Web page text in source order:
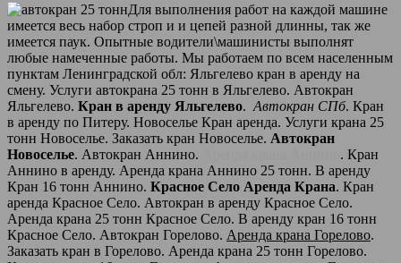
Для выполнения работ на каждой машине
имеется весь набор строп и и цепей разной длинны, так же
имеется паук. Опытные водители\машинисты выполнят
любые намеченные работы. Мы работаем по всем населенным
пунктам Ленинградской обл: Яльгелево кран в аренду на
смену. Услуги автокрана 25 тонн в Яльгелево. Автокран
Яльгелево. Кран в аренду Яльгелево. Автокран СПб. Кран
в аренду по Питеру. Новоселье Кран аренда. Услуги крана 25
тонн Новоселье. Заказать кран Новоселье. Автокран
Новоселье. Автокран Аннино.
. Кран
Аннино в аренду. Аренда крана Аннино 25 тонн. В аренду
Кран 16 тонн Аннино. Красное Село Аренда Крана. Кран
аренда Красное Село. Автокран в аренду Красное Село.
Аренда крана 25 тонн Красное Село. В аренду кран 16 тонн
Красное Село. Автокран Горелово. Аренда крана Горелово.
Заказать кран в Горелово. Аренда крана 25 тонн Горелово.